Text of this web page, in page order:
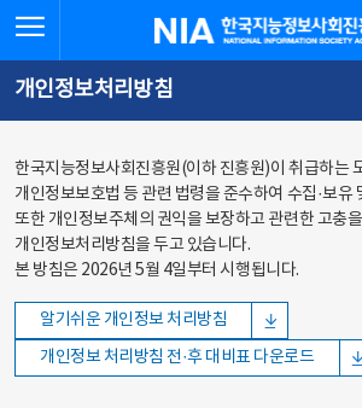
바로가기
바로가기
한국지능정보사회진흥원
개인정보처리방침
한국지능정보사회진흥원(이하 진흥원)이 취급하는
개인정보보호법 등 관련 법령을 준수하여 수집·보유
또한 개인정보주체의 권익을 보장하고 관련한 고충
개인정보처리방침을 두고 있습니다.
본 방침은 2026년 5월 4일부터 시행됩니다.
알기쉬운 개인정보 처리방침
개인정보 처리방침 전·후 대비표 다운로드